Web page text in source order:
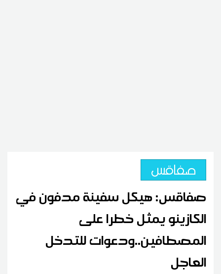
صفاقس
صفاقس: هيكل سفينة مدفون في
الكازينو يمثل خطرا على
المصطافين..ودعوات للتدخل
العاجل